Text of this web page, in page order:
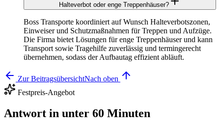
Halteverbot oder enge Treppenhäuser?
Boss Transporte koordiniert auf Wunsch Halteverbotszonen,
Einweiser und Schutzmaßnahmen für Treppen und Aufzüge.
Die Firma bietet Lösungen für enge Treppenhäuser und kann
Transport sowie Tragehilfe zuverlässig und termingerecht
übernehmen, sodass der Aufbautag effizient abläuft.
Zur BeitragsübersichtNach oben
Festpreis-Angebot
Antwort in unter 60 Minuten